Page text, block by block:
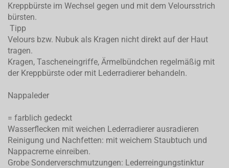
Kreppbürste im Wechsel gegen und mit dem Veloursstrich
bürsten.
Tipp
Velours bzw. Nubuk als Kragen nicht direkt auf der Haut
tragen.
Kragen, Tascheneingriffe, Ärmelbündchen regelmäßig mit
der Kreppbürste oder mit Lederradierer behandeln.
Nappaleder
= farblich gedeckt
Wasserflecken mit weichen Lederradierer ausradieren
Reinigung und Nachfetten: mit weichem Staubtuch und
Nappacreme einreiben.
Grobe Sonderverschmutzungen: Lederreingungstinktur